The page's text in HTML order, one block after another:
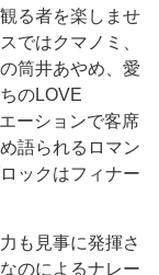
る者を楽しませ
ではクマノミ、
筒井あやめ、愛
のLOVE
ーションで客席
語られるロマン
ックはフィナー
も見事に発揮さ
のによるナレー